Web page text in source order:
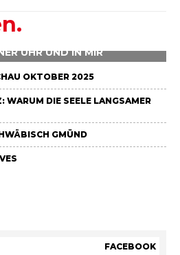
UHR UND IN MIR
OKTOBER 2025
WARUM DIE SEELE LANGSAMER L
GMÜND
FACEBOOK